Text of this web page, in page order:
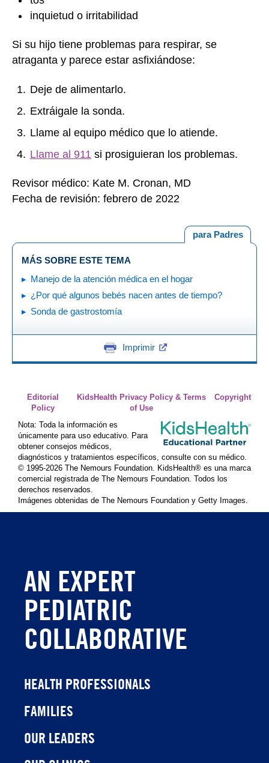
inquietud o irritabilidad
Si su hijo tiene problemas para respirar, se
atraganta y parece estar asfixiándose:
Deje de alimentarlo.
Extráigale la sonda.
Llame al equipo médico que lo atiende.
Llame al 911 si prosiguieran los problemas.
Revisor médico: Kate M. Cronan, MD
Fecha de revisión: febrero de 2022
para Padres
MÁS SOBRE ESTE TEMA
Manejo de la atención médica en el hogar
¿Por qué algunos bebés nacen antes de tiempo?
Sonda de gastrostomía
Imprimir
Editorial
Policy
KidsHealth Privacy Policy & Terms
of Use
Copyright
Nota: Toda la información es
únicamente para uso educativo. Para
obtener consejos médicos,
diagnósticos y tratamientos específicos, consulte con su médico.
© 1995-2026 The Nemours Foundation. KidsHealth® es una marca
comercial registrada de The Nemours Foundation. Todos los
derechos reservados.
Imágenes obtenidas de The Nemours Foundation y Getty Images.
AN EXPERT
PEDIATRIC
COLLABORATIVE
HEALTH PROFESSIONALS
FAMILIES
OUR LEADERS